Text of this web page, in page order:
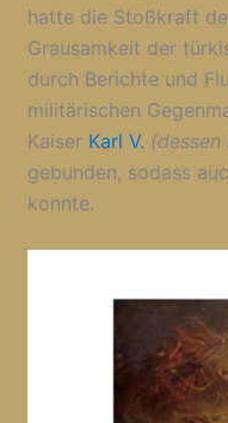
hatte die Stoßkraft
Grausamkeit der
durch Berichte und
militärischen
Kaiser Karl V. (dessen
gebunden, sodass
konnte.